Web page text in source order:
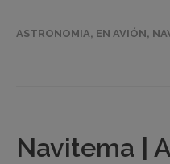
ASTRONOMIA, EN AVIÓN,
Navitema |